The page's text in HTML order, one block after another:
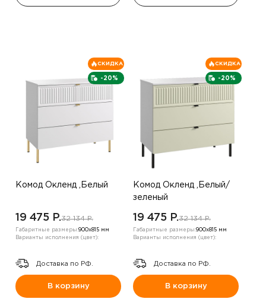
-20%
СКИДКА
Комод Окленд ,Белый
19 475 P.32 134 P.
Габаритные размеры:900х815 мм
Варианты исполнения (цвет):
Доставка по РФ.
В корзину
-20%
СКИДКА
Комод Окленд ,Белый/
зеленый
19 475 P.32 134 P.
Габаритные размеры:900х815 мм
Варианты исполнения (цвет):
Доставка по РФ.
В корзину